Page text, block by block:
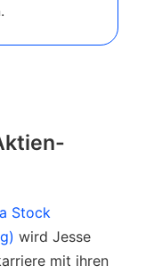
Stock
wird Jesse
mit ihren